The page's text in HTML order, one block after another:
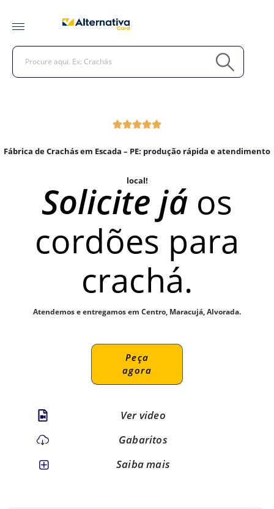
Fábrica de Crachás em Escada – PE: produção rápida e atendimento
local!
Solicite já os
cordões para
crachá.
Atendemos e entregamos em Centro, Maracujá, Alvorada.
Peça
agora
Ver video
Gabaritos
Saiba mais